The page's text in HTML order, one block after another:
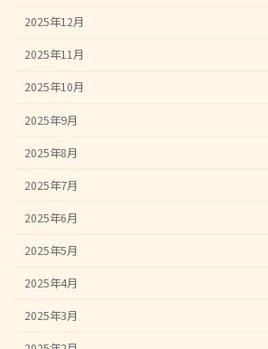
2025年12月
2025年11月
2025年10月
2025年9月
2025年8月
2025年7月
2025年6月
2025年5月
2025年4月
2025年3月